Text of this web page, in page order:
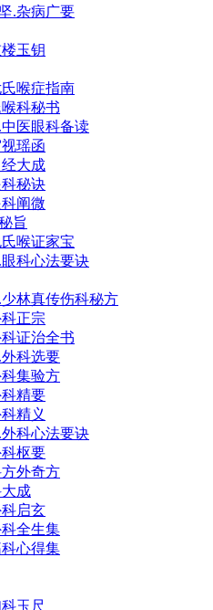
.杂病广要
玉钥
喉症指南
科秘书
医眼科备读
瑶函
大成
秘诀
阐微
旨
喉证家宝
科心法要诀
林真传伤科秘方
正宗
证治全书
科选要
集验方
精要
精义
科心法要诀
枢要
外奇方
成
启玄
全生集
心得集
玉尺